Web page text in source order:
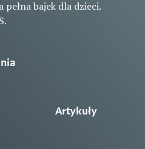
bajek dla dzieci.
Artykuły